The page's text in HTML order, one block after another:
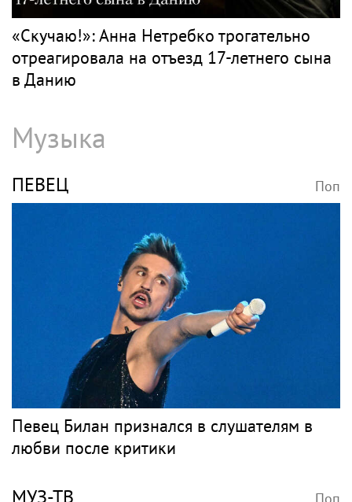
Анастасия Волочкова продала квартиру в
Питере из-за суда с УК